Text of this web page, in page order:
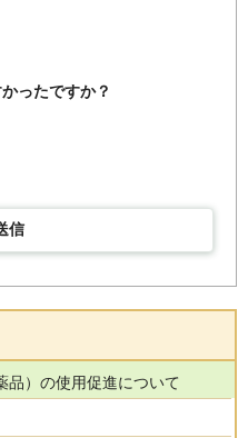
ったですか？
信
品）の使用促進について